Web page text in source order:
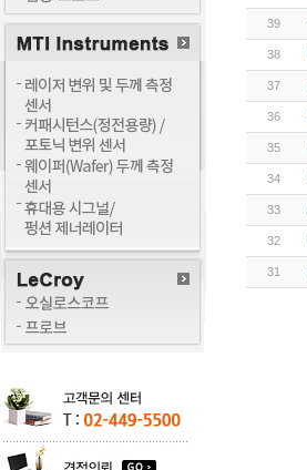
39
38
37
36
35
34
33
32
31